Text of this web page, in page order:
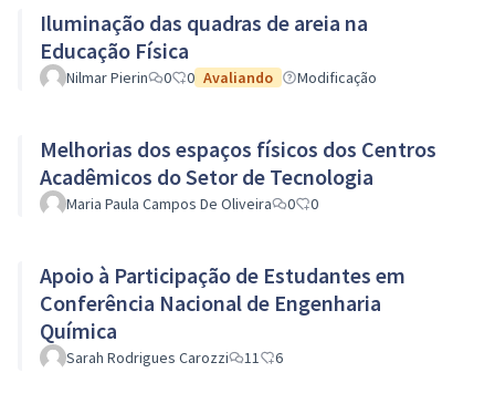
Iluminação das quadras de areia na
Educação Física
Nilmar Pierin 0 0 Avaliando Modificação
Melhorias dos espaços físicos dos Centros
Acadêmicos do Setor de Tecnologia
Maria Paula Campos De Oliveira 0 0
Apoio à Participação de Estudantes em
Conferência Nacional de Engenharia
Química
Sarah Rodrigues Carozzi 11 6